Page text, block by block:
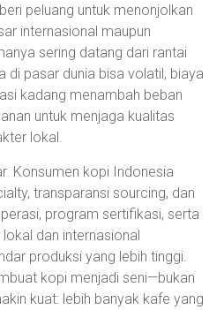
peluang untuk menonjolkan
internasional maupun
sering datang dari rantai
di pasar dunia bisa volatil, biaya
kadang menambah beban
untuk menjaga kualitas
lokal.
Konsumen kopi Indonesia
transparansi sourcing, dan
program sertifikasi, serta
dan internasional
produksi yang lebih tinggi.
kopi menjadi seni—bukan
kuat: lebih banyak kafe yang